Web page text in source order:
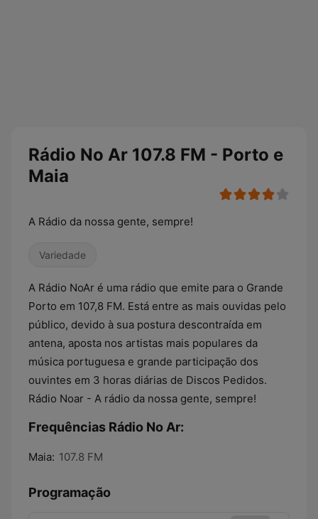
Rádio No Ar 107.8 FM - Porto e
Maia
A Rádio da nossa gente, sempre!
Variedade
A Rádio NoAr é uma rádio que emite para o Grande
Porto em 107,8 FM. Está entre as mais ouvidas pelo
público, devido à sua postura descontraída em
antena, aposta nos artistas mais populares da
música portuguesa e grande participação dos
ouvintes em 3 horas diárias de Discos Pedidos.
Rádio Noar - A rádio da nossa gente, sempre!
Frequências Rádio No Ar:
Maia: 107.8 FM
Programação